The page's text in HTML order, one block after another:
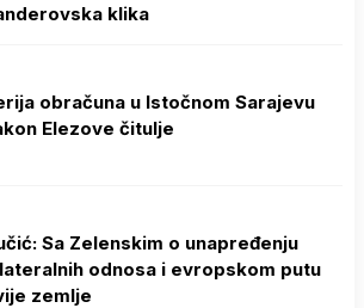
klika
obračuna u Istočnom Sarajevu
Elezove čitulje
Sa Zelenskim o unapređenju
odnosa i evropskom putu
zemlje